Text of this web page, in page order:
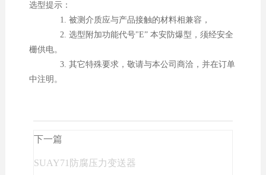
选型提示：
1. 被测介质应与产品接触的材料相兼容，
2. 选型附加功能代号"E” 本安防爆型，须经安全
栅供电。
3. 其它特殊要求，敬请与本公司商洽，并在订单
中注明。
下一篇
SUAY71防腐压力变送器